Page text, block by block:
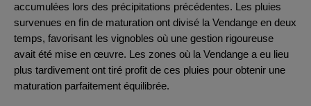
accumulées lors des précipitations précédentes. Les pluies
survenues en fin de maturation ont divisé la Vendange en deux
temps, favorisant les vignobles où une gestion rigoureuse
avait été mise en œuvre. Les zones où la Vendange a eu lieu
plus tardivement ont tiré profit de ces pluies pour obtenir une
maturation parfaitement équilibrée.